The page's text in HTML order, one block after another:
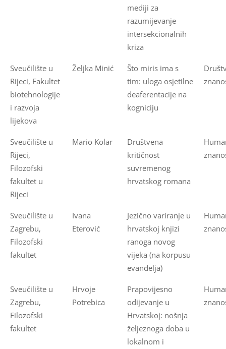
mediji za
razumijevanje
intersekcionalnih
kriza
Sveučilište u
Rijeci, Fakultet
biotehnologije
i razvoja
lijekova
Željka Minić
Što miris ima s
tim: uloga osjetilne
deaferentacije na
kogniciju
Sveučilište u
Rijeci,
Filozofski
fakultet u
Rijeci
Mario Kolar
Društvena
kritičnost
suvremenog
hrvatskog romana
Sveučilište u
Zagrebu,
Filozofski
fakultet
Ivana
Eterović
Jezično variranje u
hrvatskoj knjizi
ranoga novog
vijeka (na korpusu
evanđelja)
Sveučilište u
Zagrebu,
Filozofski
fakultet
Hrvoje
Potrebica
Prapovijesno
odijevanje u
Hrvatskoj: nošnja
željeznoga doba u
lokalnom i